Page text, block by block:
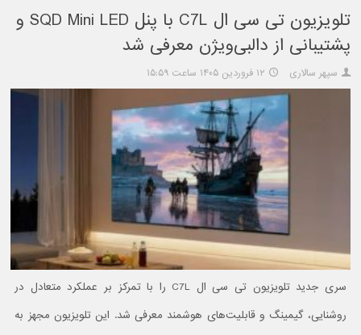
تلویزیون تی سی ال C7L با پنل SQD Mini LED و
پشتیبانی از دالبی‌ویژن معرفی شد
سپهر سالاری ۱۲ فروردین ۱۴۰۵ ساعت ۱۵:۵۹
سری جدید تلویزیون تی سی ال C7L را با تمرکز بر عملکرد متعادل در
روشنایی، گیمینگ و قابلیت‌های هوشمند معرفی شد. این تلویزیون مجهز به